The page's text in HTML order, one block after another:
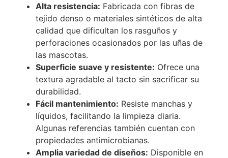
Alta resistencia: Fabricada con fibras de
tejido denso o materiales sintéticos de alta
calidad que dificultan los rasguños y
perforaciones ocasionados por las uñas de
las mascotas.
Superficie suave y resistente: Ofrece una
textura agradable al tacto sin sacrificar su
durabilidad.
Fácil mantenimiento: Resiste manchas y
líquidos, facilitando la limpieza diaria.
Algunas referencias también cuentan con
propiedades antimicrobianas.
Amplia variedad de diseños: Disponible en